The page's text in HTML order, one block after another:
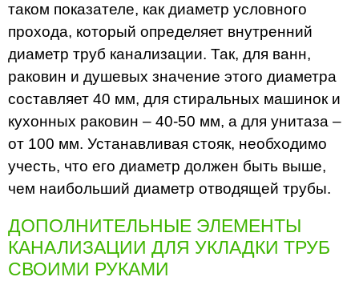
таком показателе, как диаметр условного
прохода, который определяет внутренний
диаметр труб канализации. Так, для ванн,
раковин и душевых значение этого диаметра
составляет 40 мм, для стиральных машинок и
кухонных раковин – 40-50 мм, а для унитаза –
от 100 мм. Устанавливая стояк, необходимо
учесть, что его диаметр должен быть выше,
чем наибольший диаметр отводящей трубы.
ДОПОЛНИТЕЛЬНЫЕ ЭЛЕМЕНТЫ
КАНАЛИЗАЦИИ ДЛЯ УКЛАДКИ ТРУБ
СВОИМИ РУКАМИ